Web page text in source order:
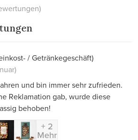
/ Getränkegeschäft)
und bin immer sehr zufrieden.
Reklamation gab, wurde diese
behoben!
+ 2
Mehr